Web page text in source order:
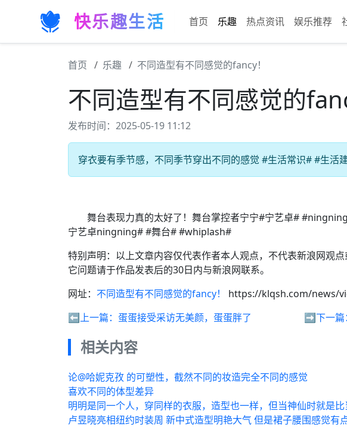
快乐趣生活 首页 乐趣 热点资讯 娱乐推荐
首页 乐趣 不同造型有不同感觉的fancy！
不同造型有不同感觉的
发布时间：2025-05-19 11:12
穿衣要有季节感，不同季节穿出不同的感觉 #生活常识# #生活
舞台表现力真的太好了！舞台掌控者宁宁#宁艺卓#
宁艺卓ningning# #舞台# #whiplash#
特别声明：以上文章内容仅代表作者本人观点，不代表新浪网观
它问题请于作品发表后的30日内与新浪网联系。
网址： 不同造型有不同感觉的fancy！
https://klqsh.com/news/
⬅️上一篇： 蛋蛋接受采访无美颜，蛋蛋胖了 ➡️下一篇：
相关内容
论@哈妮克孜 的可塑性，截然不同的妆造完全不同的感觉
喜欢不同的体型差异
明明是同一个人，穿同样的衣服，造型也一样，但当神仙时就是
卢昱晓亮相纽约时装周 新中式造型明艳大气 但是裙子腰围感觉有